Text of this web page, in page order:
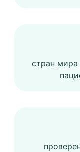
стран